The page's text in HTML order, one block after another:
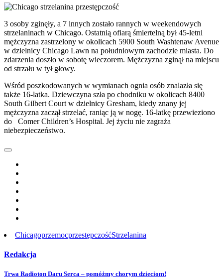
3 osoby zginęły, a 7 innych zostało rannych w weekendowych
strzelaninach w Chicago. Ostatnią ofiarą śmiertelną był 45-letni
mężczyzna zastrzelony w okolicach 5900 South Washtenaw Avenue
w dzielnicy Chicago Lawn na południowym zachodzie miasta. Do
zdarzenia doszło w sobotę wieczorem. Mężczyzna zginął na miejscu
od strzału w tył głowy.
Wśród poszkodowanych w wymianach ognia osób znalazła się
także 16-latka. Dziewczyna szła po chodniku w okolicach 8400
South Gilbert Court w dzielnicy Gresham, kiedy znany jej
mężczyzna zaczął strzelać, raniąc ją w nogę. 16-latkę przewieziono
do Comer Children’s Hospital. Jej życiu nie zagraża
niebezpieczeństwo.
ChicagoprzemocprzestępczośćStrzelanina
Redakcja
Trwa Radioton Daru Serca – pomóżmy chorym dzieciom!